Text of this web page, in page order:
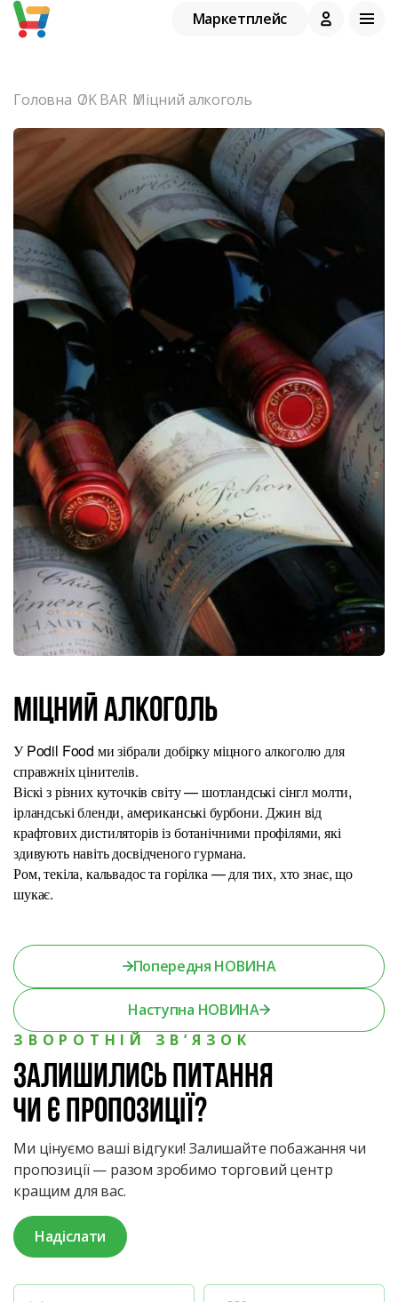
Маркетплейс
Головна OK BAR Міцний алкоголь
Міцний алкоголь
У Podil Food ми зібрали добірку міцного алкоголю для
справжніх цінителів.
Віскі з різних куточків світу — шотландські сінгл молти,
ірландські бленди, американські бурбони. Джин від
крафтових дистиляторів із ботанічними профілями, які
здивують навіть досвідченого гурмана.
Ром, текіла, кальвадос та горілка — для тих, хто знає, що
шукає.
Попередня НОВИНА
Наступна НОВИНА
ЗВОРОТНІЙ ЗВ’ЯЗОК
Залишились питання
чи є пропозиції?
Ми цінуємо ваші відгуки! Залишайте побажання чи
пропозиції — разом зробимо торговий центр
кращим для вас.
Надіслати